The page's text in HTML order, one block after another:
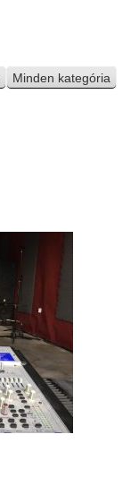
Minden kategória